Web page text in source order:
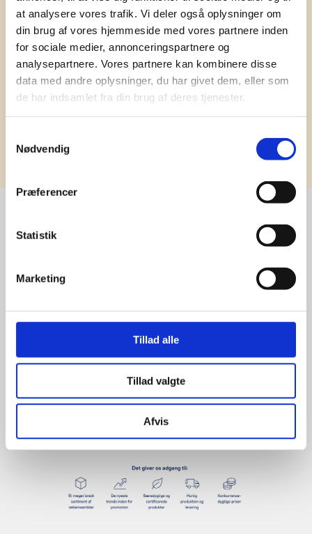
at analysere vores trafik. Vi deler også oplysninger om
din brug af vores hjemmeside med vores partnere inden
for sociale medier, annonceringspartnere og
analysepartnere. Vores partnere kan kombinere disse
data med andre oplysninger, du har givet dem, eller som
de har indsamlet fra din brug af deres tjenester.
Nødvendig
Præferencer
Statistik
Marketing
Tillad alle
Tillad valgte
Afvis
har ydet god personlig service til en
konkurrencedygtig pris siden 1991.
giver større
udvalg
For at sikre høj kvalitet og stor
leveringssikkerhed samarbejder vi
med de største og mest
anerkendte leverandører inden for
promotion.